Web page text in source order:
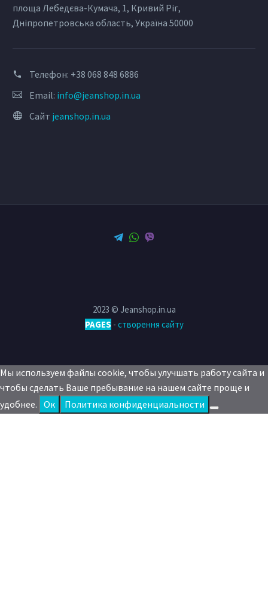
площа Лебедєва-Кумача, 1, Кривий Ріг,
Дніпропетровська область, Україна 50000
Телефон: +38 068 848 6886
Email: info@jeanshop.in.ua
Сайт jeanshop.in.ua
2023 © Jeanshop.in.ua
PAGES - створення сайту
Мы используем файлы cookie, чтобы улучшать работу сайта и
чтобы сделать Ваше пребывание на нашем сайте проще и
удобнее. Oк Политика конфиденциальности